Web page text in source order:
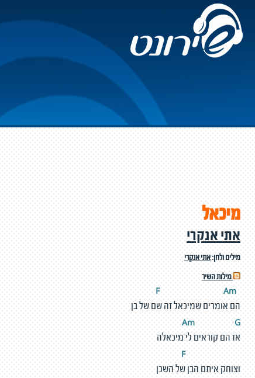
מיכאל
אתי אנקרי
מילים ולחן:אתי אנקרי
מילות השיר
Am
הם אומרים שמיכאל זה שם של בן
Am G
אז הם קוראים לי מיכאלה
F
וצוחק איתם הבן של השכן